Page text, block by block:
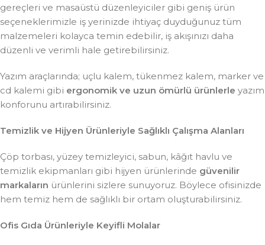
gereçleri ve masaüstü düzenleyiciler gibi geniş ürün
seçeneklerimizle iş yerinizde ihtiyaç duyduğunuz tüm
malzemeleri kolayca temin edebilir, iş akışınızı daha
düzenli ve verimli hale getirebilirsiniz.
Yazım araçlarında; uçlu kalem, tükenmez kalem, marker ve
cd kalemi gibi ergonomik ve uzun ömürlü ürünlerle yazım
konforunu artırabilirsiniz.
Temizlik ve Hijyen Ürünleriyle Sağlıklı Çalışma Alanları
Çöp torbası, yüzey temizleyici, sabun, kâğıt havlu ve
temizlik ekipmanları gibi hijyen ürünlerinde güvenilir
markaların ürünlerini sizlere sunuyoruz. Böylece ofisinizde
hem temiz hem de sağlıklı bir ortam oluşturabilirsiniz.
Ofis Gıda Ürünleriyle Keyifli Molalar